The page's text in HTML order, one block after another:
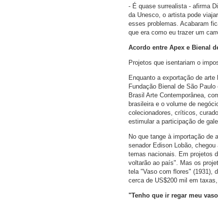
- É quase surrealista - afirma
da Unesco, o artista pode
esses problemas. Acabaram
que era como eu trazer um
Acordo entre Apex e Bienal
Projetos que isentariam o
Enquanto a exportação de
Fundação Bienal de São
Brasil Arte Contemporânea,
brasileira e o volume de
colecionadores, críticos,
estimular a participação de
No que tange à importação de
senador Edison Lobão,
temas nacionais. Em projetos
voltarão ao país". Mas os
tela "Vaso com flores" (1931),
cerca de US$200 mil em
"Tenho que ir regar meu